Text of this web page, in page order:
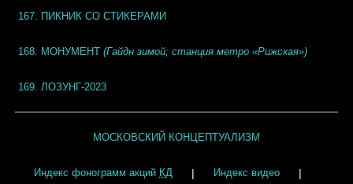
167. ПИКНИК СО СТИКЕРАМИ
168. МОНУМЕНТ (Гайдн зимой; станция метро «Рижская»)
169. ЛОЗУНГ-2023
МОСКОВСКИЙ КОНЦЕПТУАЛИЗМ
Индекс фонограмм акций КД | Индекс видео |